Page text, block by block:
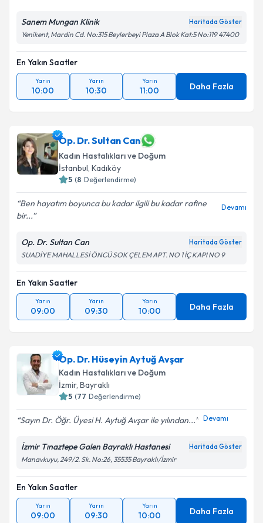
Sanem Mungan Klinik Haritada Göster
Yenikent, Mardin Cd. No:315 Beylerbeyi Plaza A Blok Kat:5 No:119 47400
En Yakın Saatler
Yarın
10:00
Yarın
10:30
Yarın
11:00 Daha Fazla
Op. Dr. Sultan Can
Kadın Hastalıkları ve Doğum
İstanbul, Kadıköy
5 (8 Değerlendirme)
Ben hayatım boyunca bu kadar ilgili bu kadar rafine
bir...
Devamı
Op. Dr. Sultan Can Haritada Göster
SUADİYE MAHALLESİ ÖNCÜ SOK ÇELEM APT. NO 1 İÇ KAPI NO 9
En Yakın Saatler
Yarın
09:00
Yarın
09:30
Yarın
10:00 Daha Fazla
Op. Dr. Hüseyin Aytuğ Avşar
Kadın Hastalıkları ve Doğum
İzmir, Bayraklı
5 (77 Değerlendirme)
Sayın Dr. Öğr. Üyesi H. Aytuğ Avşar ile yılından... Devamı
İzmir Tınaztepe Galen Bayraklı Hastanesi Haritada Göster
Manavkuyu, 249/2. Sk. No:26, 35535 Bayraklı/İzmir
En Yakın Saatler
Yarın
09:00
Yarın
09:30
Yarın
10:00 Daha Fazla